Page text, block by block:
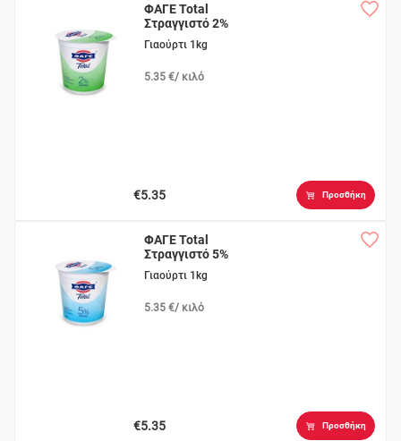
ΦΑΓΕ Total
Στραγγιστό 2%
Γιαούρτι 1kg
5.35 €/ κιλό
€5.35 Προσθήκη
ΦΑΓΕ Total
Στραγγιστό 5%
Γιαούρτι 1kg
5.35 €/ κιλό
€5.35 Προσθήκη